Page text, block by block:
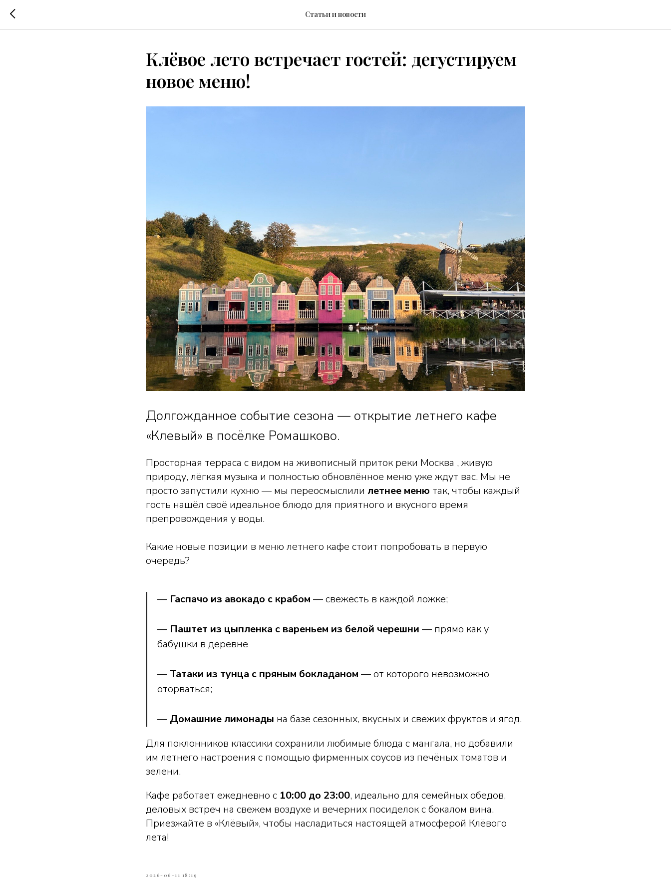
Статьи и новости
Клёвое лето встречает гостей: дегустируем
новое меню!
Долгожданное событие сезона — открытие летнего кафе
«Клевый» в посёлке Ромашково.
Просторная терраса с видом на живописный приток реки Москва , живую
природу, лёгкая музыка и полностью обновлённое меню уже ждут вас. Мы не
просто запустили кухню — мы переосмыслили летнее меню так, чтобы каждый
гость нашёл своё идеальное блюдо для приятного и вкусного время
препровождения у воды.
Какие новые позиции в меню летнего кафе стоит попробовать в первую
очередь?
— Гаспачо из авокадо с крабом — свежесть в каждой ложке;
— Паштет из цыпленка с вареньем из белой черешни — прямо как у
бабушки в деревне
— Татаки из тунца с пряным бокладаном — от которого невозможно
оторваться;
— Домашние лимонады на базе сезонных, вкусных и свежих фруктов и ягод.
Для поклонников классики сохранили любимые блюда с мангала, но добавили
им летнего настроения с помощью фирменных соусов из печёных томатов и
зелени.
Кафе работает ежедневно с 10:00 до 23:00, идеально для семейных обедов,
деловых встреч на свежем воздухе и вечерних посиделок с бокалом вина.
Приезжайте в «Клёвый», чтобы насладиться настоящей атмосферой Клёвого
лета!
2026-06-11 18:19